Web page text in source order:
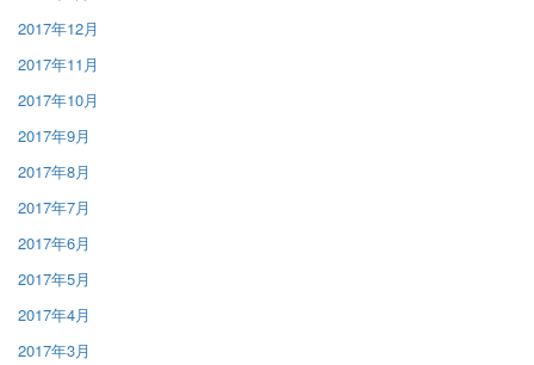
2017年12月
2017年11月
2017年10月
2017年9月
2017年8月
2017年7月
2017年6月
2017年5月
2017年4月
2017年3月